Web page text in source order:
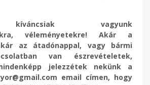
vagyunk
véleményetekre! Akár a
az átadónappal, vagy bármi
van észrevételetek,
jelezzétek nekünk a
email címen, hogy